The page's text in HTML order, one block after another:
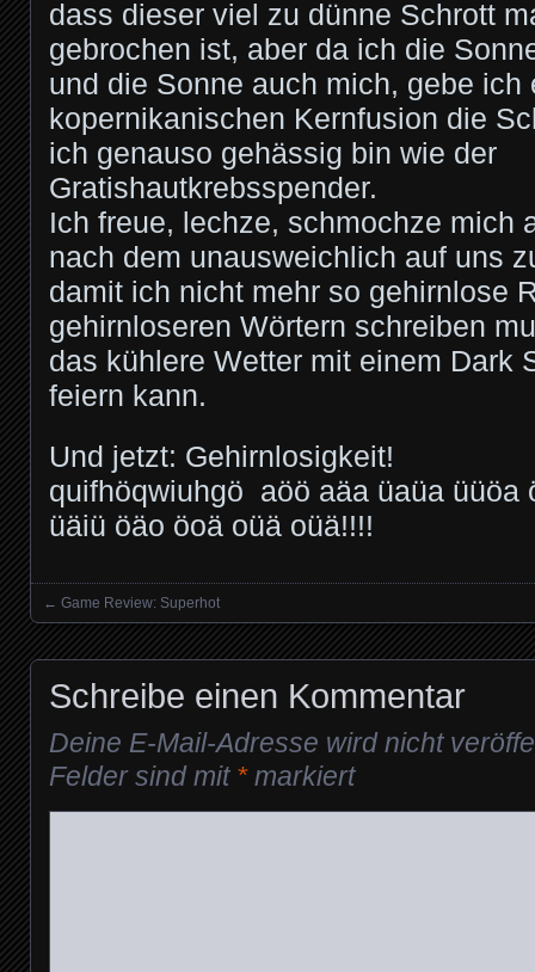
dass dieser viel zu dünne Schrott
gebrochen ist, aber da ich die
und die Sonne auch mich, gebe ich
kopernikanischen Kernfusion die
ich genauso gehässig bin wie der
Gratishautkrebsspender.
Ich freue, lechze, schmochze mich
nach dem unausweichlich auf uns
damit ich nicht mehr so gehirnlose
gehirnloseren Wörtern schreiben
das kühlere Wetter mit einem Dark
feiern kann.
Und jetzt: Gehirnlosigkeit!
quifhöqwiuhgö aöö aäa üaüa üüöa
üäiü öäo öoä oüä oüä!!!!
Posts navigation
← Game Review: Superhot
Schreibe einen Kommentar
Deine E-Mail-Adresse wird nicht
Felder sind mit *markiert